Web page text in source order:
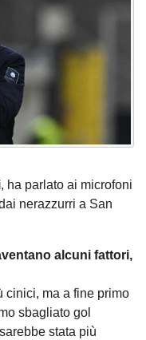
, ha parlato ai microfoni
nerazzurri a San
alcuni fattori,
cinici, ma a fine primo
sbagliato gol
stata più